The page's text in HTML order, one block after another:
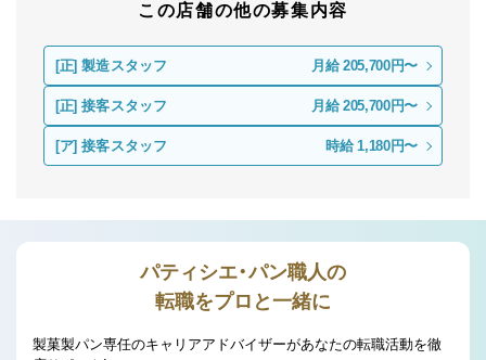
この店舗の他の募集内容
[正] 製造スタッフ 月給 205,700円〜
[正] 接客スタッフ 月給 205,700円〜
[ア] 接客スタッフ 時給 1,180円〜
パティシエ・パン職人の
転職をプロと一緒に
製菓製パン専任のキャリアアドバイザーがあなたの転職活動を徹